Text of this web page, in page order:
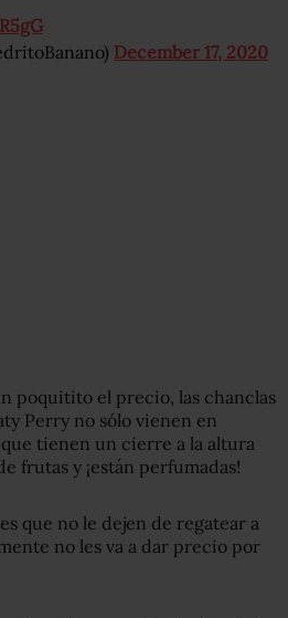
December 17, 2020
poquitito el precio, las chanclas
Perry no sólo vienen en
tienen un cierre a la altura
frutas y ¡están perfumadas!
que no le dejen de regatear a
no les va a dar precio por